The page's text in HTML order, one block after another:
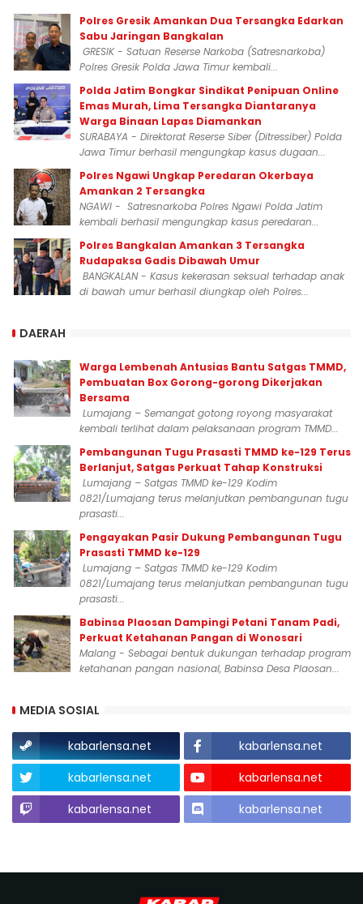
Polres Gresik Amankan Dua Tersangka Edarkan
Sabu Jaringan Bangkalan
GRESIK - Satuan Reserse Narkoba (Satresnarkoba)
Polres Gresik Polda Jawa Timur kembali...
Polda Jatim Bongkar Sindikat Penipuan Online
Emas Murah, Lima Tersangka Diantaranya
Warga Binaan Lapas Diamankan
SURABAYA - Direktorat Reserse Siber (Ditressiber) Polda
Jawa Timur berhasil mengungkap kasus dugaan...
Polres Ngawi Ungkap Peredaran Okerbaya
Amankan 2 Tersangka
NGAWI - Satresnarkoba Polres Ngawi Polda Jatim
kembali berhasil mengungkap kasus peredaran...
Polres Bangkalan Amankan 3 Tersangka
Rudapaksa Gadis Dibawah Umur
BANGKALAN - Kasus kekerasan seksual terhadap anak
di bawah umur berhasil diungkap oleh Polres...
DAERAH
Warga Lembenah Antusias Bantu Satgas TMMD,
Pembuatan Box Gorong-gorong Dikerjakan
Bersama
Lumajang – Semangat gotong royong masyarakat
kembali terlihat dalam pelaksanaan program TMMD...
Pembangunan Tugu Prasasti TMMD ke-129 Terus
Berlanjut, Satgas Perkuat Tahap Konstruksi
Lumajang – Satgas TMMD ke-129 Kodim
0821/Lumajang terus melanjutkan pembangunan tugu
prasasti...
Pengayakan Pasir Dukung Pembangunan Tugu
Prasasti TMMD ke-129
Lumajang – Satgas TMMD ke-129 Kodim
0821/Lumajang terus melanjutkan pembangunan tugu
prasasti...
Babinsa Plaosan Dampingi Petani Tanam Padi,
Perkuat Ketahanan Pangan di Wonosari
Malang - Sebagai bentuk dukungan terhadap program
ketahanan pangan nasional, Babinsa Desa Plaosan...
MEDIA SOSIAL
kabarlensa.net
kabarlensa.net
kabarlensa.net
kabarlensa.net
kabarlensa.net
kabarlensa.net